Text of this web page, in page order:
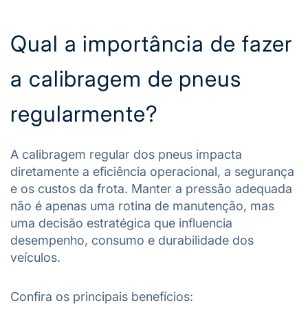
Qual a importância de fazer
a calibragem de pneus
regularmente?
A calibragem regular dos pneus impacta
diretamente a eficiência operacional, a segurança
e os custos da frota. Manter a pressão adequada
não é apenas uma rotina de manutenção, mas
uma decisão estratégica que influencia
desempenho, consumo e durabilidade dos
veículos.
Confira os principais benefícios: